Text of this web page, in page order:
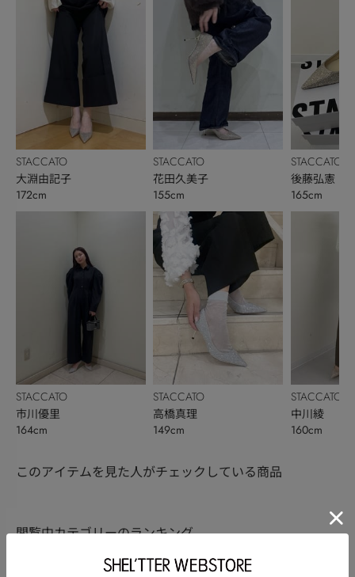
STACCATO
大淵由記子
172cm
STACCATO
市川優里
164cm
STACCATO
花田久美子
155cm
STACCATO
高橋真理
149cm
STACCATO
後藤弘憲
165cm
STACCATO
中川綾
160cm
このアイテムを見た人がチェックしている商品
閲覧中カテゴリーのランキング